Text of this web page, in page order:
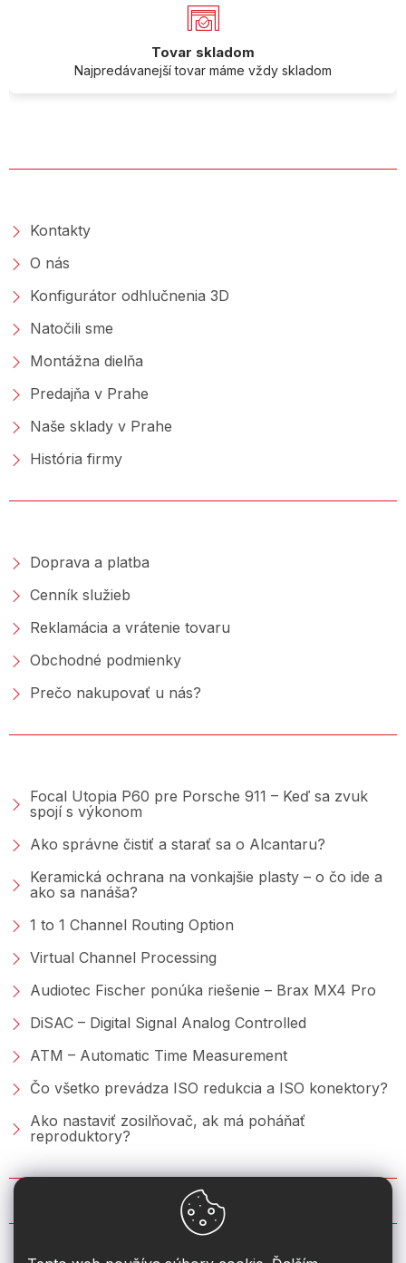
Tovar skladom
Najpredávanejší tovar máme vždy skladom
Kontakty
O nás
Konfigurátor odhlučnenia 3D
Natočili sme
Montážna dielňa
Predajňa v Prahe
Naše sklady v Prahe
História firmy
Doprava a platba
Cenník služieb
Reklamácia a vrátenie tovaru
Obchodné podmienky
Prečo nakupovať u nás?
Focal Utopia P60 pre Porsche 911 – Keď sa zvuk
spojí s výkonom
Ako správne čistiť a starať sa o Alcantaru?
Keramická ochrana na vonkajšie plasty – o čo ide a
ako sa nanáša?
1 to 1 Channel Routing Option
Virtual Channel Processing
Audiotec Fischer ponúka riešenie – Brax MX4 Pro
DiSAC – Digital Signal Analog Controlled
ATM – Automatic Time Measurement
Čo všetko prevádza ISO redukcia a ISO konektory?
Ako nastaviť zosilňovač, ak má poháňať
reproduktory?
KONTAKT